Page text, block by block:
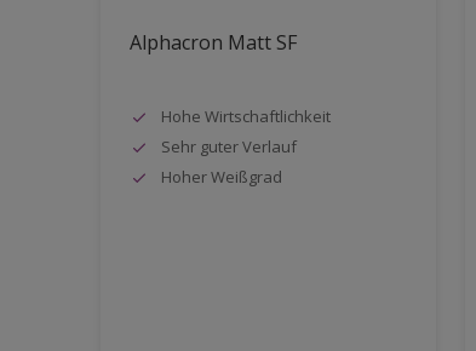
Alphacron Matt SF
Hohe Wirtschaftlichkeit
Sehr guter Verlauf
Hoher Weißgrad